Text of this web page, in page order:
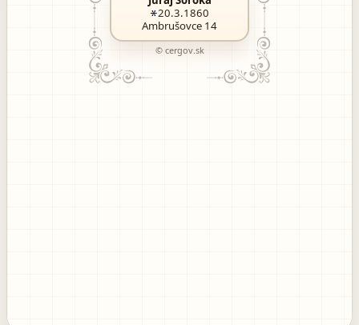
20.3.1860
Ambrušovce 14
© cergov.sk